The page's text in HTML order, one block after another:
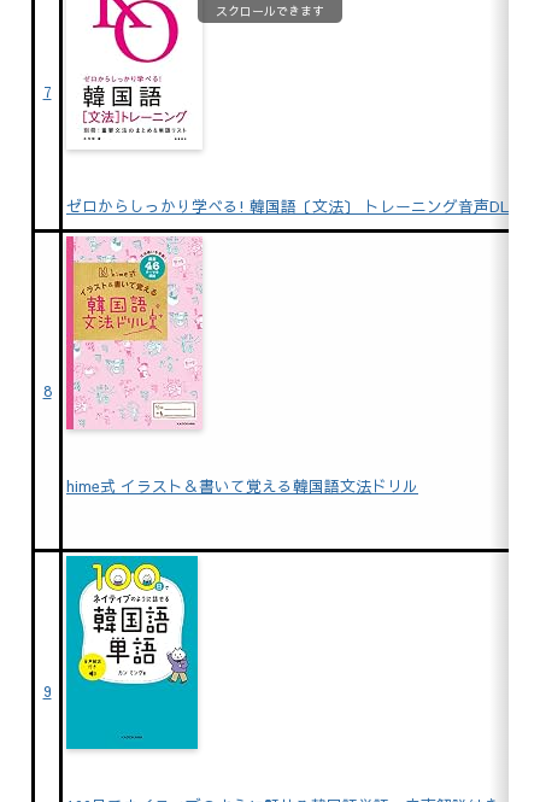
7
ゼロからしっかり学べる! 韓国語〔文法〕 トレーニング音声DL版
8
hime式 イラスト＆書いて覚える韓国語文法ドリル
9
スクロールできます